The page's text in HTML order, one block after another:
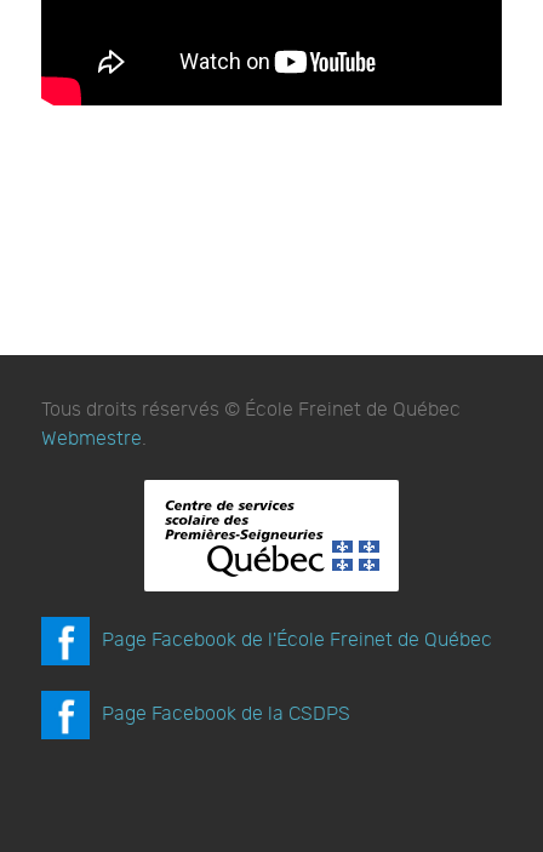
Tous droits réservés © École Freinet de Québec
Webmestre.
Page Facebook de l'École Freinet de Québec
Page Facebook de la CSDPS